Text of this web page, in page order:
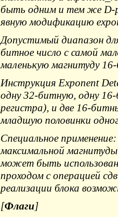
быть одним и тем же D-
явную модификацию
Допустимый диапазон
битное число с самой
маленькую магнитуду
Инструкция Exponent
одну 32-битную, одну
регистра), и две 16-
младшую половинки
Специальное
максимальной
может быть
проходом с операцией
реализации блока
[Флаги]